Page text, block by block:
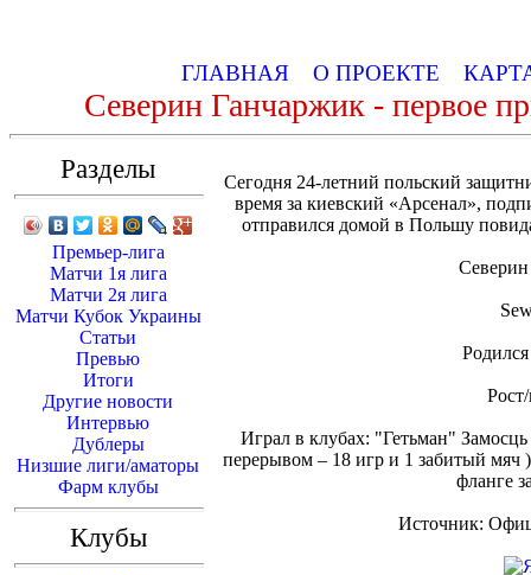
ГЛАВНАЯ О ПРОЕКТЕ
Северин Ганчаржик - первое
Разделы
Премьер-лига
Матчи 1я лига
Матчи 2я лига
Матчи Кубок Украины
Статьи
Превью
Итоги
Другие новости
Интервью
Дублеры
Низшие лиги/аматоры
Фарм клубы
Клубы
Сегодня 24-летний польский
время за киевский «Арсенал»,
отправился домой в Польшу
Играл в клубах: "Гетьман"
перерывом – 18 игр и 1 забитый
фланге
Источник: